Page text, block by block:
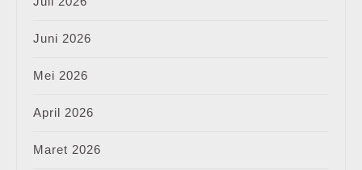
Juni 2026
Mei 2026
April 2026
Maret 2026